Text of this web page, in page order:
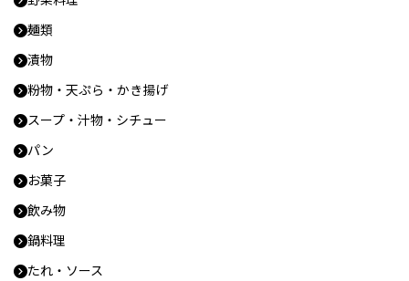
麺類
漬物
粉物・天ぷら・かき揚げ
スープ・汁物・シチュー
パン
お菓子
飲み物
鍋料理
たれ・ソース